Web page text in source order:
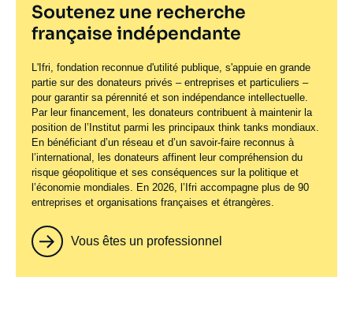
Soutenez une recherche
française indépendante
L'Ifri, fondation reconnue d'utilité publique, s'appuie en grande
partie sur des donateurs privés – entreprises et particuliers –
pour garantir sa pérennité et son indépendance intellectuelle.
Par leur financement, les donateurs contribuent à maintenir la
position de l’Institut parmi les principaux think tanks mondiaux.
En bénéficiant d’un réseau et d’un savoir-faire reconnus à
l’international, les donateurs affinent leur compréhension du
risque géopolitique et ses conséquences sur la politique et
l’économie mondiales. En 2026, l’Ifri accompagne plus de 90
entreprises et organisations françaises et étrangères.
Vous êtes un professionnel